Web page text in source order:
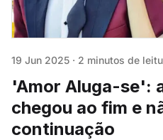
19 Jun 2025 · 2 minutos de
'Amor Aluga-se':
chegou ao fim e
continuação